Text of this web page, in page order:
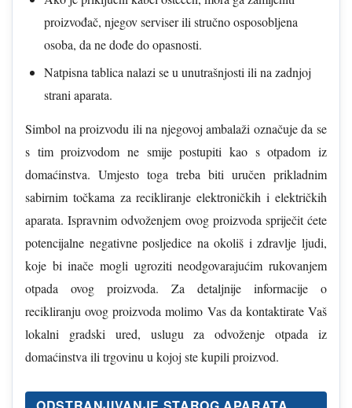
proizvođač, njegov serviser ili stručno osposobljena
osoba, da ne dođe do opasnosti.
Natpisna tablica nalazi se u unutrašnjosti ili na zadnjoj
strani aparata.
Simbol na proizvodu ili na njegovoj ambalaži označuje da se
s tim proizvodom ne smije postupiti kao s otpadom iz
domaćinstva. Umjesto toga treba biti uručen prikladnim
sabirnim točkama za recikliranje elektroničkih i električkih
aparata. Ispravnim odvoženjem ovog proizvoda spriječit ćete
potencijalne negativne posljedice na okoliš i zdravlje ljudi,
koje bi inače mogli ugroziti neodgovarajućim rukovanjem
otpada ovog proizvoda. Za detaljnije informacije o
recikliranju ovog proizvoda molimo Vas da kontaktirate Vaš
lokalni gradski ured, uslugu za odvoženje otpada iz
domaćinstva ili trgovinu u kojoj ste kupili proizvod.